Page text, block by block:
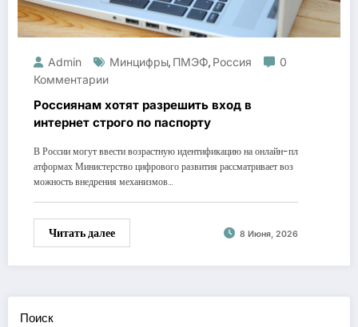
Admin Минцифры, ПМЭФ, Россия
0
Комментарии
Россиянам хотят разрешить вход в
интернет строго по паспорту
В России могут ввести возрастную идентификацию на онлайн-пл
атформах Министерство цифрового развития рассматривает воз
можность внедрения механизмов…
Читать далее 8 Июня, 2026
Поиск